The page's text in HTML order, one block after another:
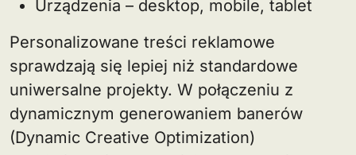
Urządzenia – desktop, mobile, tablet
Personalizowane treści reklamowe
sprawdzają się lepiej niż standardowe
uniwersalne projekty. W połączeniu z
dynamicznym generowaniem banerów
(Dynamic Creative Optimization)